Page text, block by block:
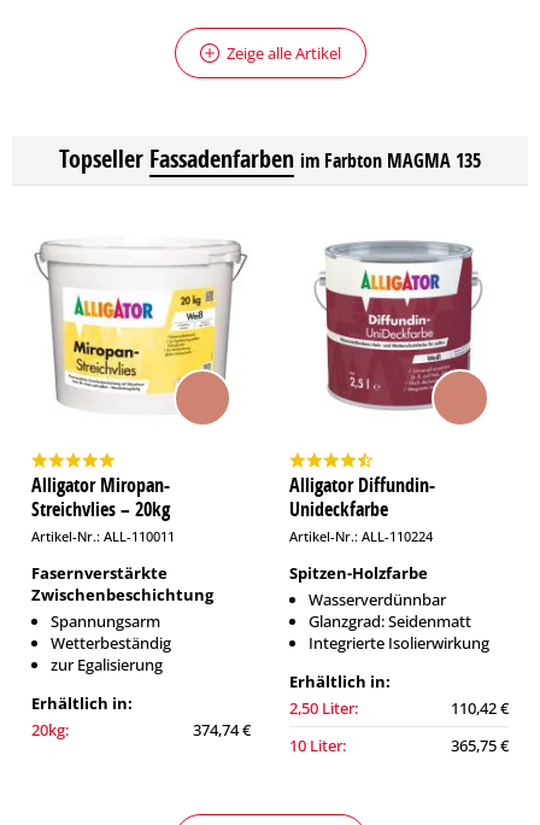
Zeige alle Artikel
Topseller Fassadenfarben im Farbton MAGMA 135
Alligator Miropan-
Streichvlies – 20kg
Artikel-Nr.: ALL-110011
Fasernverstärkte
Zwischenbeschichtung
Spannungsarm
Wetterbeständig
zur Egalisierung
Erhältlich in:
20kg:
374,74 €
Alligator Diffundin-
Unideckfarbe
Artikel-Nr.: ALL-110224
Spitzen-Holzfarbe
Wasserverdünnbar
Glanzgrad: Seidenmatt
Integrierte Isolierwirkung
Erhältlich in:
2,50 Liter:
110,42 €
10 Liter:
365,75 €